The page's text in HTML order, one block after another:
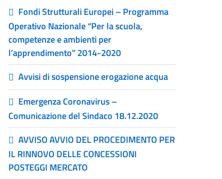
Fondi Strutturali Europei – Programma
Operativo Nazionale “Per la scuola,
competenze e ambienti per
l’apprendimento” 2014-2020
Avvisi di sospensione erogazione acqua
Emergenza Coronavirus –
Comunicazione del Sindaco 18.12.2020
AVVISO AVVIO DEL PROCEDIMENTO PER
IL RINNOVO DELLE CONCESSIONI
POSTEGGI MERCATO